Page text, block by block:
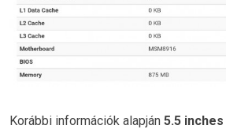
Korábbi információk alapján 5.5 inches